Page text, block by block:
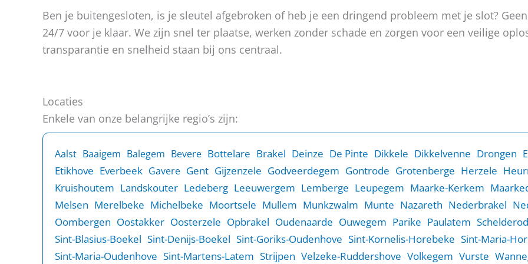
n
?
t
Ben je buitengesloten, is je sleutel afgebroken of heb je een dringend probleem met je slot?
24/7 voor je klaar. We zijn snel ter plaatse, werken zonder schade en zorgen voor een veilige
transparantie en snelheid staan bij ons centraal.
Locaties
Enkele van onze belangrijke regio’s zijn:
Aalst Baaigem Balegem Bevere Bottelare Brakel Deinze De Pinte Dikkele Dikkelvenne Drongen
Etikhove Everbeek Gavere Gent Gijzenzele Godveerdegem Gontrode Grotenberge Herzele
Kruishoutem Landskouter Ledeberg Leeuwergem Lemberge Leupegem Maarke-Kerkem
Melsen Merelbeke Michelbeke Moortsele Mullem Munkzwalm Munte Nazareth Nederbrakel
Oombergen Oostakker Oosterzele Opbrakel Oudenaarde Ouwegem Parike Paulatem
Sint-Blasius-Boekel Sint-Denijs-Boekel Sint-Goriks-Oudenhove Sint-Kornelis-Horebeke Sint-Maria-
Sint-Maria-Oudenhove Sint-Martens-Latem Strijpen Velzeke-Ruddershove Volkegem Vurste